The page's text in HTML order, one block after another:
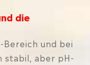
die
und bei
stabil, aber pH-